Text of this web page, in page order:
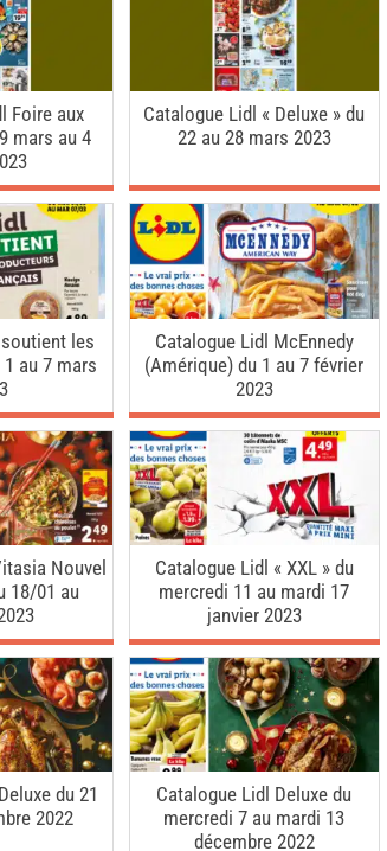
Foire aux
mars au 4
Catalogue Lidl « Deluxe » du
22 au 28 mars 2023
les
au 7 mars
Catalogue Lidl McEnnedy
(Amérique) du 1 au 7 février
2023
Nouvel
18/01 au
Catalogue Lidl « XXL » du
mercredi 11 au mardi 17
janvier 2023
du 21
2022
Catalogue Lidl Deluxe du
mercredi 7 au mardi 13
décembre 2022